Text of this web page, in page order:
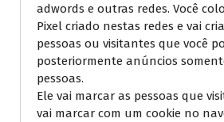
adwords e outras redes. Você
Pixel criado nestas redes e vai
pessoas ou visitantes que você
posteriormente anúncios
pessoas.
Ele vai marcar as pessoas que
vai marcar com um cookie no